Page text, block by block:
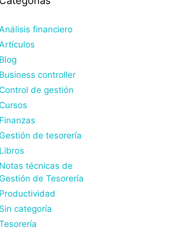
financiero
Blog
Business controller
Control de gestión
Cursos
Finanzas
Gestión de tesorería
Libros
Notas técnicas de
Gestión de Tesorería
Productividad
Sin categoría